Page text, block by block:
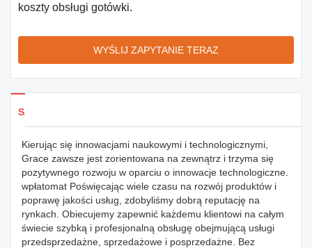
koszty obsługi gotówki.
WYŚLIJ ZAPYTANIE TERAZ
Szczegóły produktów
Kierując się innowacjami naukowymi i technologicznymi,
Grace zawsze jest zorientowana na zewnątrz i trzyma się
pozytywnego rozwoju w oparciu o innowacje technologiczne.
wpłatomat Poświęcając wiele czasu na rozwój produktów i
poprawę jakości usług, zdobyliśmy dobrą reputację na
rynkach. Obiecujemy zapewnić każdemu klientowi na całym
świecie szybką i profesjonalną obsługę obejmującą usługi
przedsprzedażne, sprzedażowe i posprzedażne. Bez